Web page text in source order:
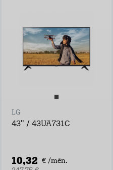
LG
43" / 43UA731C
10,32 € /mēn.